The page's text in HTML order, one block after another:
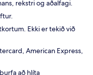
rekstri og aðalfagi.
Ekki er tekið við
American Express,
að hlíta